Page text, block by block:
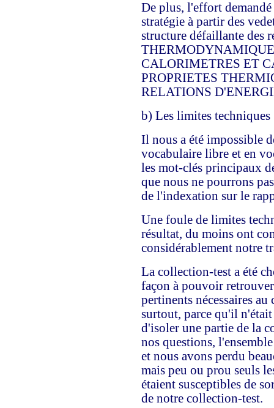
De plus, l'effort
stratégie à partir des
structure défaillante des
CALORIMETRES ET
PROPRIETES
RELATIONS
b) Les limites techniques
Il nous a été impossible
vocabulaire libre et en
les mot-clés principaux
que nous ne pourrons
de l'indexation sur le
Une foule de limites
résultat, du moins ont
considérablement notre
La collection-test a été
façon à pouvoir
pertinents nécessaires
surtout, parce qu'il
d'isoler une partie de la
nos questions,
et nous avons perdu
mais peu ou prou seuls
étaient susceptibles de
de notre collection-test.